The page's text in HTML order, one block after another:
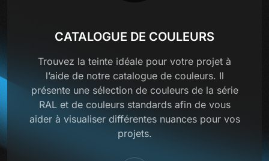
CATALOGUE DE COULEURS
Trouvez la teinte idéale pour votre projet à
l’aide de notre catalogue de couleurs. Il
présente une sélection de couleurs de la série
RAL et de couleurs standards afin de vous
aider à visualiser différentes nuances pour vos
projets.